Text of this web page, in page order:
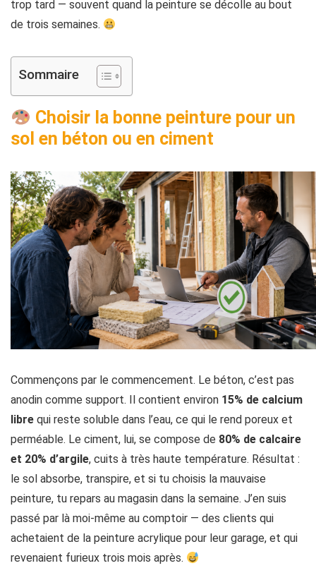
trop tard — souvent quand la peinture se décolle au bout
de trois semaines.
Sommaire
Choisir la bonne peinture pour un
sol en béton ou en ciment
Commençons par le commencement. Le béton, c’est pas
anodin comme support. Il contient environ 15% de calcium
libre qui reste soluble dans l’eau, ce qui le rend poreux et
perméable. Le ciment, lui, se compose de 80% de calcaire
et 20% d’argile, cuits à très haute température. Résultat :
le sol absorbe, transpire, et si tu choisis la mauvaise
peinture, tu repars au magasin dans la semaine. J’en suis
passé par là moi-même au comptoir — des clients qui
achetaient de la peinture acrylique pour leur garage, et qui
revenaient furieux trois mois après.